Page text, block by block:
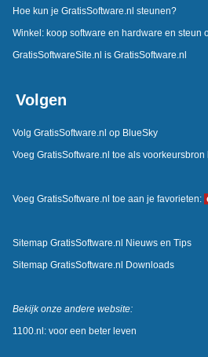
Hoe kun je GratisSoftware.nl steunen?
Winkel: koop software en hardware en steun
GratisSoftwareSite.nl is GratisSoftware.nl
Volgen
Volg GratisSoftware.nl op BlueSky
Voeg GratisSoftware.nl toe als voorkeursbron
Voeg GratisSoftware.nl toe aan je favorieten:
Sitemap GratisSoftware.nl Nieuws en Tips
Sitemap GratisSoftware.nl Downloads
Bekijk onze andere website:
1100.nl: voor een beter leven